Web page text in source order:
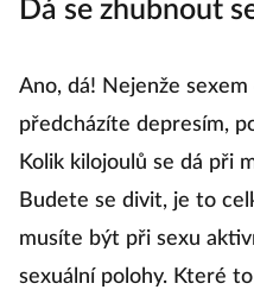
Dá se zhubnout
Ano, dá! Nejenže
předcházíte depresím,
Kolik kilojoulů se dá při
Budete se divit, je to
musíte být při sexu
sexuální polohy. Které